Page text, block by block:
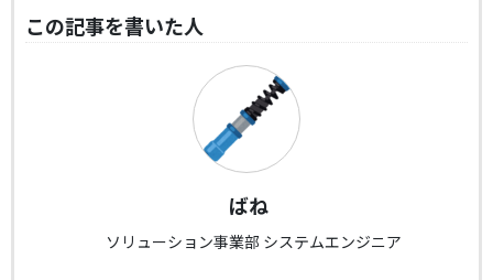
この記事を書いた人
ばね
ソリューション事業部 システムエンジニア